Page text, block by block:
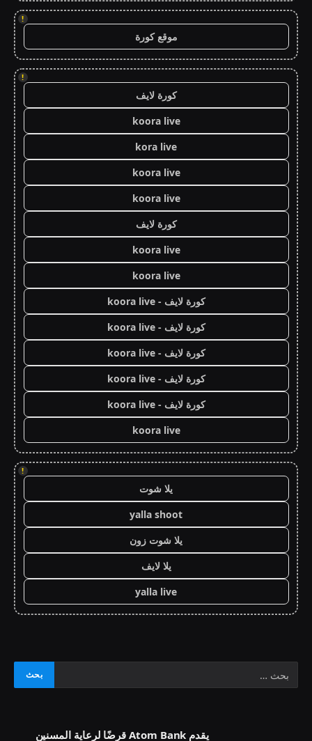
!
موقع كورة
!
كورة لايف
koora live
kora live
koora live
koora live
كورة لايف
koora live
koora live
كورة لايف - koora live
كورة لايف - koora live
كورة لايف - koora live
كورة لايف - koora live
كورة لايف - koora live
koora live
!
يلا شوت
yalla shoot
يلا شوت زون
يلا لايف
yalla live
يقدم Atom Bank قرضًا لرعاية المسنين